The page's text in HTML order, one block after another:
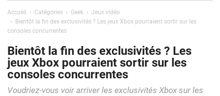
Accueil Catégories Geek
Jeux vidéo
Bientôt la fin des exclusivités ? Les jeux Xbox pourraient sortir sur les
consoles concurrentes
Bientôt la fin des exclusivités ? Les
jeux Xbox pourraient sortir sur les
consoles concurrentes
Voudriez-vous voir arriver les exclusivités Xbox sur les